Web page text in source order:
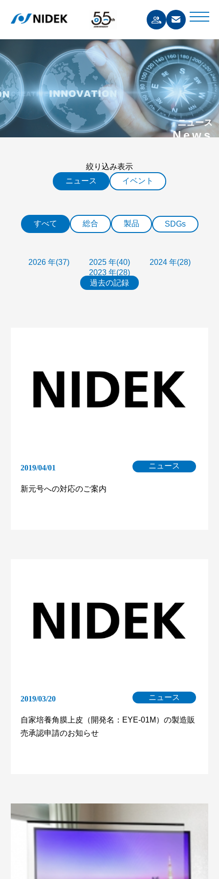
ニュース
News
絞り込み表示
ニュース
イベント
すべて 総合 製品 SDGs
2026 年(37) 2025 年(40)
2024 年(28)
2023 年(28)
過去の記録
2019/04/01 ニュース
新元号への対応のご案内
2019/03/20 ニュース
自家培養角膜上皮（開発名：EYE-01M）の製造販
売承認申請のお知らせ